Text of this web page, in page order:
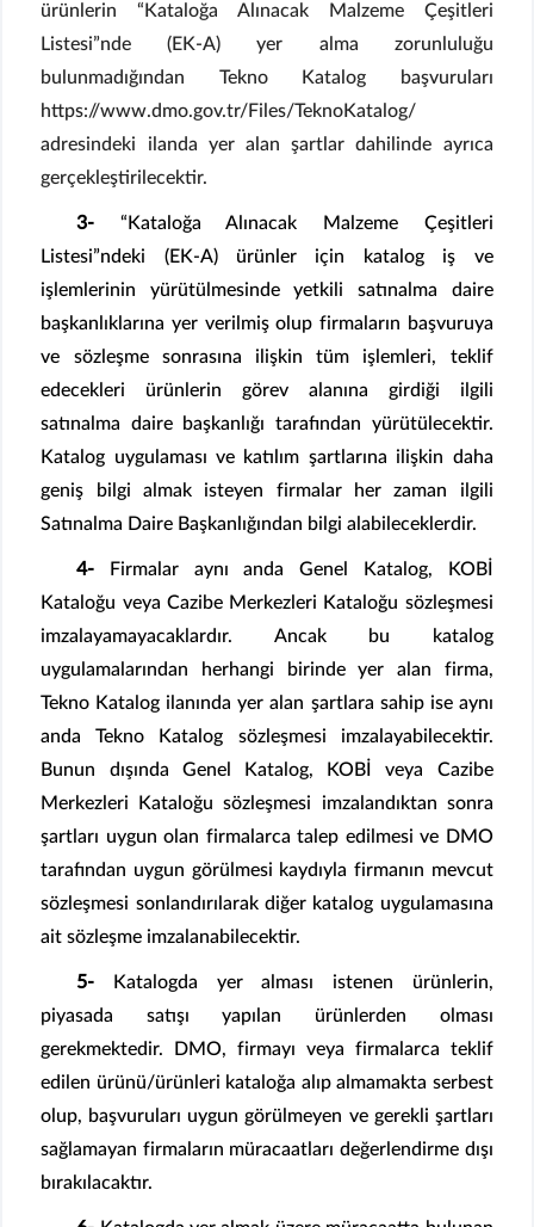
ürünlerin “Kataloğa Alınacak Malzeme Çeşitleri
Listesi”nde (EK-A) yer alma zorunluluğu
bulunmadığından Tekno Katalog başvuruları
https://www.dmo.gov.tr/Files/TeknoKatalog/
adresindeki ilanda yer alan şartlar dahilinde ayrıca
gerçekleştirilecektir.
3- “Kataloğa Alınacak Malzeme Çeşitleri
Listesi”ndeki (EK-A) ürünler için katalog iş ve
işlemlerinin yürütülmesinde yetkili satınalma daire
başkanlıklarına yer verilmiş olup firmaların başvuruya
ve sözleşme sonrasına ilişkin tüm işlemleri, teklif
edecekleri ürünlerin görev alanına girdiği ilgili
satınalma daire başkanlığı tarafından yürütülecektir.
Katalog uygulaması ve katılım şartlarına ilişkin daha
geniş bilgi almak isteyen firmalar her zaman ilgili
Satınalma Daire Başkanlığından bilgi alabileceklerdir.
4- Firmalar aynı anda Genel Katalog, KOBİ
Kataloğu veya Cazibe Merkezleri Kataloğu sözleşmesi
imzalayamayacaklardır. Ancak bu katalog
uygulamalarından herhangi birinde yer alan firma,
Tekno Katalog ilanında yer alan şartlara sahip ise aynı
anda Tekno Katalog sözleşmesi imzalayabilecektir.
Bunun dışında Genel Katalog, KOBİ veya Cazibe
Merkezleri Kataloğu sözleşmesi imzalandıktan sonra
şartları uygun olan firmalarca talep edilmesi ve DMO
tarafından uygun görülmesi kaydıyla firmanın mevcut
sözleşmesi sonlandırılarak diğer katalog uygulamasına
ait sözleşme imzalanabilecektir.
5- Katalogda yer alması istenen ürünlerin,
piyasada satışı yapılan ürünlerden olması
gerekmektedir. DMO, firmayı veya firmalarca teklif
edilen ürünü/ürünleri kataloğa alıp almamakta serbest
olup, başvuruları uygun görülmeyen ve gerekli şartları
sağlamayan firmaların müracaatları değerlendirme dışı
bırakılacaktır.